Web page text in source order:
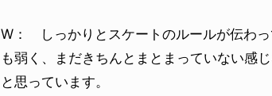
W： しっかりとスケートのルールが伝わ
も弱く、まだきちんとまとまっていない感
と思っています。